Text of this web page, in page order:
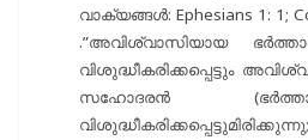
വാക്യങ്ങൾ: Ephesians 1: 1;
.”അവിശ്വാസിയായ
വിശുദ്ധീകരിക്കപ്പെട്ടും
സഹോദരൻ